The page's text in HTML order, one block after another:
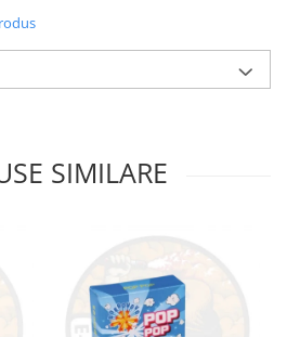
SIMILARE